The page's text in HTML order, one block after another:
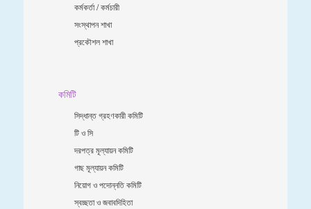
কর্মকর্তা / কর্মচারী
সংস্থাপন শাখা
প্রকৌশল শাখা
কমিটি
সিদ্ধান্ত গ্রহণকারী কমিটি
টি ও সি
দরপত্র মূল্যায়ন কমিটি
গাছ মূল্যায়ন কমিটি
নিয়োগ ও পদোন্নতি কমিটি
স্বচ্ছতা ও জবাবদিহিতা